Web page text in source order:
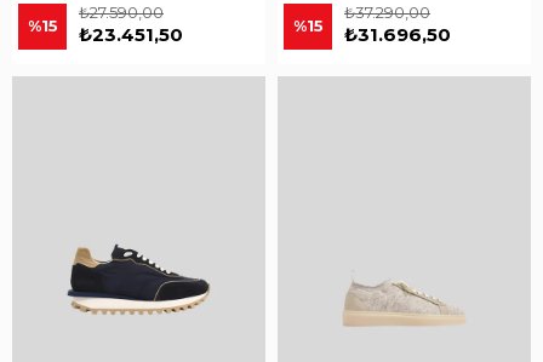
%15 ₺23.451,50
₺27.590,00
%15 ₺31.696,50
₺37.290,00